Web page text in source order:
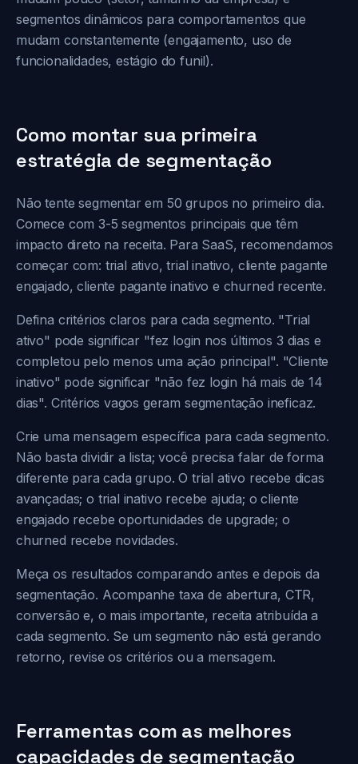
segmentos dinâmicos para comportamentos que
mudam constantemente (engajamento, uso de
funcionalidades, estágio do funil).
Como montar sua primeira
estratégia de segmentação
Não tente segmentar em 50 grupos no primeiro dia.
Comece com 3-5 segmentos principais que têm
impacto direto na receita. Para SaaS, recomendamos
começar com: trial ativo, trial inativo, cliente pagante
engajado, cliente pagante inativo e churned recente.
Defina critérios claros para cada segmento. "Trial
ativo" pode significar "fez login nos últimos 3 dias e
completou pelo menos uma ação principal". "Cliente
inativo" pode significar "não fez login há mais de 14
dias". Critérios vagos geram segmentação ineficaz.
Crie uma mensagem específica para cada segmento.
Não basta dividir a lista; você precisa falar de forma
diferente para cada grupo. O trial ativo recebe dicas
avançadas; o trial inativo recebe ajuda; o cliente
engajado recebe oportunidades de upgrade; o
churned recebe novidades.
Meça os resultados comparando antes e depois da
segmentação. Acompanhe taxa de abertura, CTR,
conversão e, o mais importante, receita atribuída a
cada segmento. Se um segmento não está gerando
retorno, revise os critérios ou a mensagem.
Ferramentas com as melhores
capacidades de segmentação